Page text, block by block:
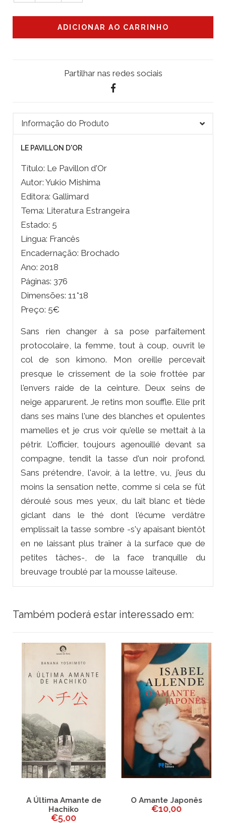
Partilhar nas redes sociais
Informação do Produto
LE PAVILLON D'OR
Título: Le Pavillon d'Or
Autor: Yukio Mishima
Editora: Gallimard
Tema: Literatura Estrangeira
Estado: 5
Língua: Francês
Encadernação: Brochado
Ano: 2018
Páginas: 376
Dimensões: 11*18
Preço: 5€
Sans rien changer à sa pose parfaitement
protocolaire, la femme, tout à coup, ouvrit le
col de son kimono. Mon oreille percevait
presque le crissement de la soie frottée par
l'envers raide de la ceinture. Deux seins de
neige apparurent. Je retins mon souffle. Elle prit
dans ses mains l'une des blanches et opulentes
mamelles et je crus voir qu'elle se mettait à la
pétrir. L'officier, toujours agenouillé devant sa
compagne, tendit la tasse d'un noir profond.
Sans prétendre, l'avoir, à la lettre, vu, j'eus du
moins la sensation nette, comme si cela se fût
déroulé sous mes yeux, du lait blanc et tiède
giclant dans le thé dont l'écume verdâtre
emplissait la tasse sombre -s'y apaisant bientôt
en ne laissant plus traîner à la surface que de
petites tâches-, de la face tranquille du
breuvage troublé par la mousse laiteuse.
Também poderá estar interessado em:
A Última Amante de
Hachiko
€5,00
O Amante Japonês
€10,00